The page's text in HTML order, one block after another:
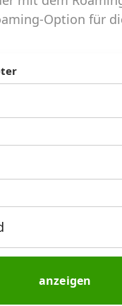
Tablets, Hotspots
alte Tarifrechner im
Schweiz
Abo-Aktionen
Abo kündigen
Option für
anzeigen